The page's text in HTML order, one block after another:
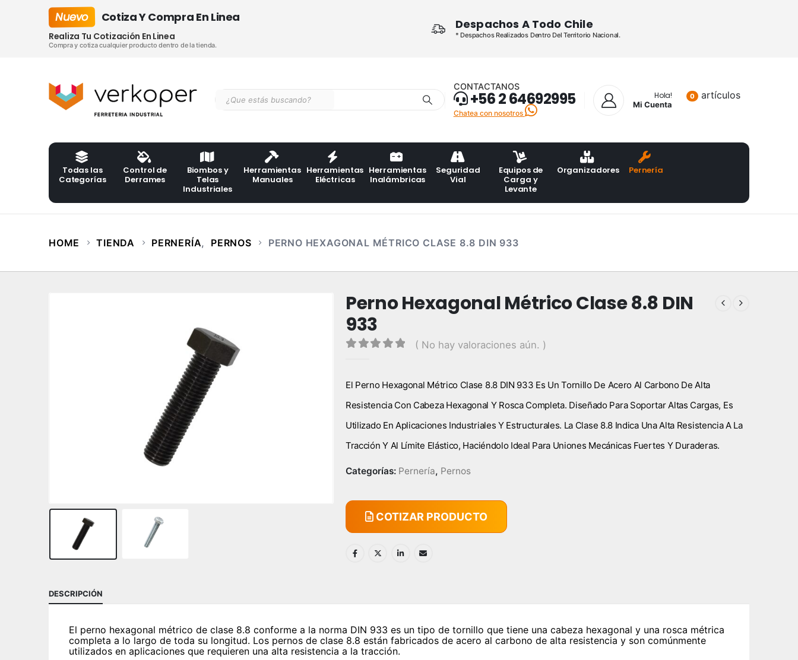
Despachos A Todo Chile
* Despachos Realizados Dentro Del Territorio Nacional.
Nuevo Cotiza Y Compra En Linea
Realiza Tu Cotización En Linea
Compra y cotiza cualquier producto dentro de la tienda.
CONTACTANOS
+56 2 64692995
Chatea con nosotros
Hola!
Mi Cuenta
0 artículos
Todas las
Categorías
Control de
Derrames
Biombos y
Telas
Industriales
Herramientas
Manuales
Herramientas
Eléctricas
Herramientas
Inalámbricas
Seguridad
Vial
Equipos de
Carga y
Levante
Organizadores Pernería
HOME TIENDA PERNERÍA, PERNOS PERNO HEXAGONAL MÉTRICO CLASE 8.8 DIN 933
Perno Hexagonal Métrico Clase 8.8 DIN
933
( No hay valoraciones aún. )
El Perno Hexagonal Métrico Clase 8.8 DIN 933 Es Un Tornillo De Acero Al Carbono De Alta
Resistencia Con Cabeza Hexagonal Y Rosca Completa. Diseñado Para Soportar Altas Cargas, Es
Utilizado En Aplicaciones Industriales Y Estructurales. La Clase 8.8 Indica Una Alta Resistencia A La
Tracción Y Al Límite Elástico, Haciéndolo Ideal Para Uniones Mecánicas Fuertes Y Duraderas.
Categorías: Pernería, Pernos
COTIZAR PRODUCTO
DESCRIPCIÓN
El perno hexagonal métrico de clase 8.8 conforme a la norma DIN 933 es un tipo de tornillo que tiene una cabeza hexagonal y una rosca métrica
completa a lo largo de toda su longitud. Los pernos de clase 8.8 están fabricados de acero al carbono de alta resistencia y son comúnmente
utilizados en aplicaciones que requieren una alta resistencia a la tracción.